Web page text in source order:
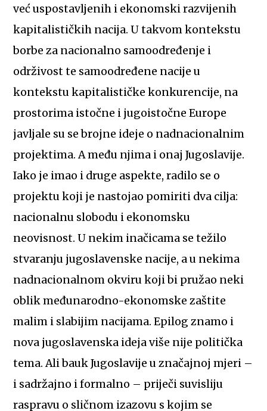
već uspostavljenih i ekonomski razvijenih
kapitalističkih nacija. U takvom kontekstu
borbe za nacionalno samoodređenje i
održivost te samoodređene nacije u
kontekstu kapitalističke konkurencije, na
prostorima istočne i jugoistočne Europe
javljale su se brojne ideje o nadnacionalnim
projektima. A među njima i onaj Jugoslavije.
Iako je imao i druge aspekte, radilo se o
projektu koji je nastojao pomiriti dva cilja:
nacionalnu slobodu i ekonomsku
neovisnost. U nekim inačicama se težilo
stvaranju jugoslavenske nacije, a u nekima
nadnacionalnom okviru koji bi pružao neki
oblik međunarodno-ekonomske zaštite
malim i slabijim nacijama. Epilog znamo i
nova jugoslavenska ideja više nije politička
tema. Ali bauk Jugoslavije u značajnoj mjeri –
i sadržajno i formalno – priječi suvisliju
raspravu o sličnom izazovu s kojim se